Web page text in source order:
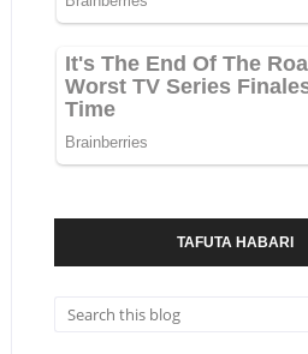
TAFUTA HABARI